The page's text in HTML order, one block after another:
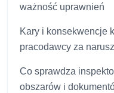
ważność uprawnień
Kary i konsekwencje
pracodawcy za
Co sprawdza
obszarów i